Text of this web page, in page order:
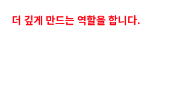
더 깊게 만드는 역할을 합니다.